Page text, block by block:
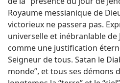
Royaume messianique de
victorieux ne passera pas.
universelle et inébranlable de
comme une justification
Seigneur de tous. Satan le
monde”, et tous ses démons